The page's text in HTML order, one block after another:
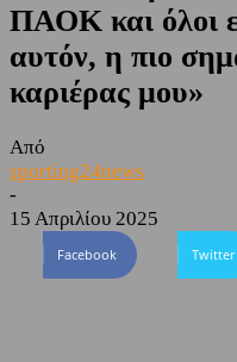
ΠΑΟΚ και όλοι
αυτόν, η πιο
καριέρας μου»
Από
sporting24news
-
15 Απριλίου 2025
Facebook Twitter